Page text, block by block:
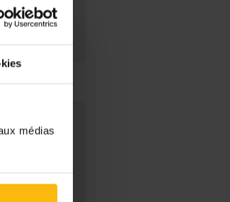
médias